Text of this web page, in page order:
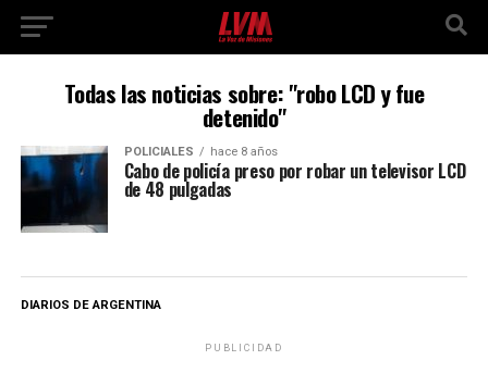
Todas las noticias sobre: "robo LCD y fue
detenido"
POLICIALES hace 8 años
Cabo de policía preso por robar un televisor LCD
de 48 pulgadas
DIARIOS DE ARGENTINA
PUBLICIDAD